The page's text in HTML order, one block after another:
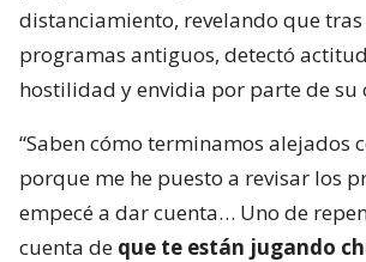
distanciamiento, revelando que
programas antiguos, detectó
hostilidad y envidia por parte de su
“Saben cómo terminamos alejados
porque me he puesto a revisar los
empecé a dar cuenta… Uno de
cuenta de que te están jugando